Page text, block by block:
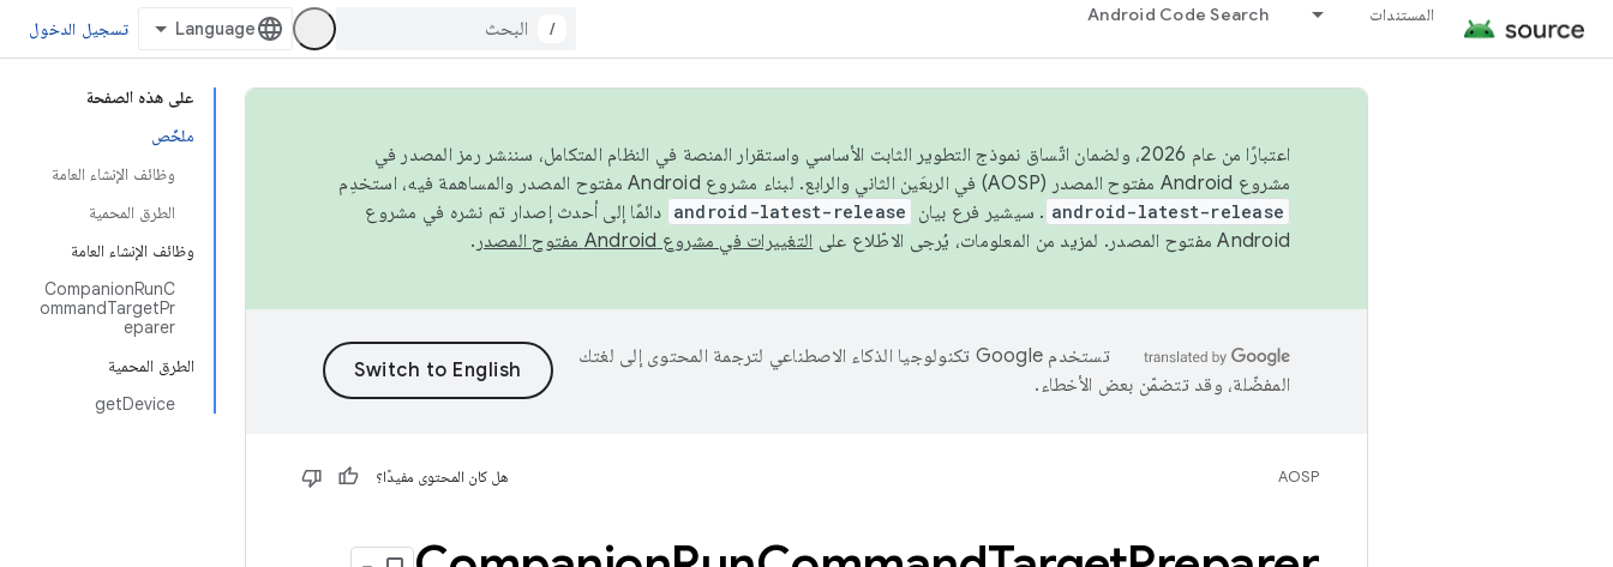
المستندات Android Code Search
/ تسجيل الدخول
على هذه الصفحة
ملخّص
وظائف الإنشاء العامة
الطرق المحمية
وظائف الإنشاء العامة
CompanionRunC
ommandTargetPr
eparer
الطرق المحمية
getDevice
اعتبارًا من عام 2026، ولضمان اتّساق نموذج التطوير الثابت الأساسي واستقرار المنصة في النظام المتكامل، سننشر رمز المصدر في
مشروع Android مفتوح المصدر (AOSP) في الربعَين الثاني والرابع. لبناء مشروع Android مفتوح المصدر والمساهمة فيه، استخدِم
android-latest-release . سيشير فرع بيان android-latest-release دائمًا إلى أحدث إصدار تم نشره في مشروع
Android مفتوح المصدر. لمزيد من المعلومات، يُرجى الاطّلاع على
التغييرات في مشروع Android مفتوح المصدر .
تستخدم Google تكنولوجيا الذكاء الاصطناعي لترجمة المحتوى إلى لغتك
المفضّلة، وقد تتضمّن بعض الأخطاء.
AOSP هل كان المحتوى مفيدًا؟